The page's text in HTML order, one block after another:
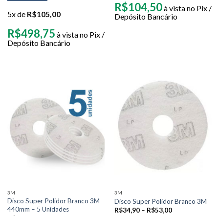
5x de R$105,00
R$498,75 à vista no Pix /
Depósito Bancário
R$104,50à vista no Pix /
Depósito Bancário
3M
Disco Super Polidor Branco 3M
440mm – 5 Unidades
3M
Disco Super Polidor Branco 3M
R$34,90– R$53,00